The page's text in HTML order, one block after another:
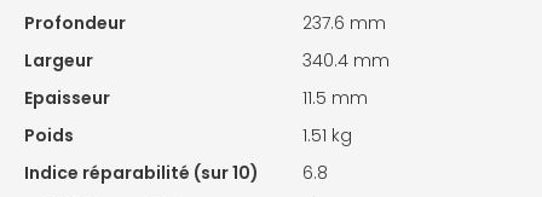
Profondeur
237.6 mm
Largeur
340.4 mm
Epaisseur
11.5 mm
Poids
1.51 kg
Indice réparabilité (sur 10)
6.8